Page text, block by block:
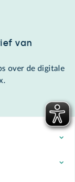
van
over de digitale